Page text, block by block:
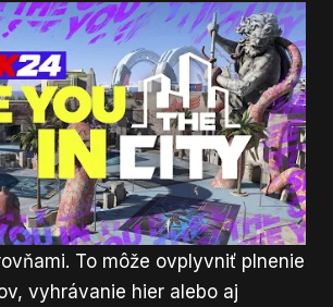
tak dozvedáme viac o novom
MyCAREER. Jeho konečným
titulu GOAT (Greatest of
sa„najlepším hráčom všetkých
nebude ľahké a začať budete
nováčik. Na ihrisku budete
ocenenia na základe vášho
postupovať medzi
To môže ovplyvniť plnenie
vyhrávanie hier alebo aj